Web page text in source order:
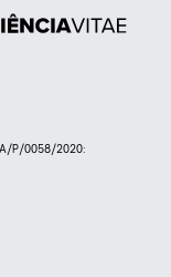
P/0058/2020: